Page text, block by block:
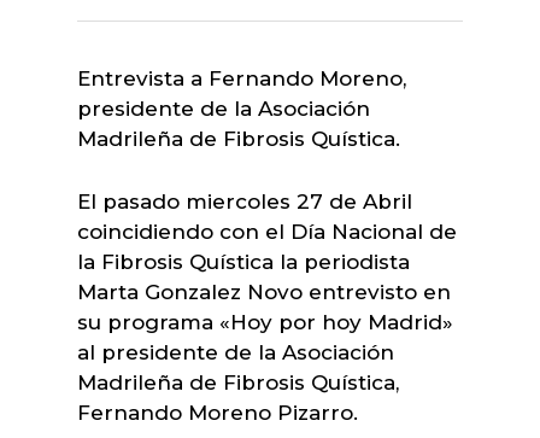
Entrevista a Fernando Moreno,
presidente de la Asociación
Madrileña de Fibrosis Quística.
El pasado miercoles 27 de Abril
coincidiendo con el Día Nacional de
la Fibrosis Quística la periodista
Marta Gonzalez Novo entrevisto en
su programa «Hoy por hoy Madrid»
al presidente de la Asociación
Madrileña de Fibrosis Quística,
Fernando Moreno Pizarro.